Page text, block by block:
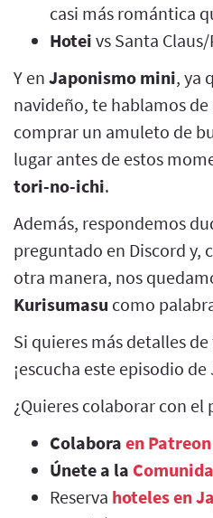
casi más romántica
Hotei vs Santa
Y en Japonismo mini, ya
navideño, te hablamos
comprar un amuleto de
lugar antes de estos
tori-no-ichi.
Además, respondemos
preguntado en Discord y,
otra manera, nos
Kurisumasu como
Si quieres más detalles
¡escucha este episodio
¿Quieres colaborar con el
Colabora en Patreon
Únete a la
Reserva hoteles en